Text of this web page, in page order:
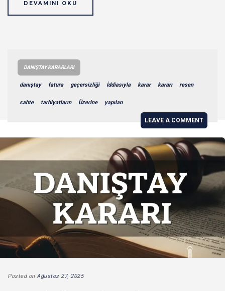
DEVAMINI OKU
DANIŞTAY KARARLARI
danıştay fatura geçersizliği İddiasıyla karar kararı resen
sahte tarhiyatların Üzerine yapılan
LEAVE A COMMENT
Posted on Ağustos 27, 2025